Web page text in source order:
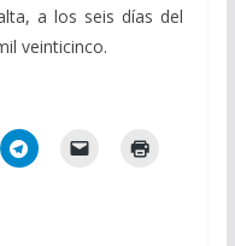
a los seis días del
veinticinco.